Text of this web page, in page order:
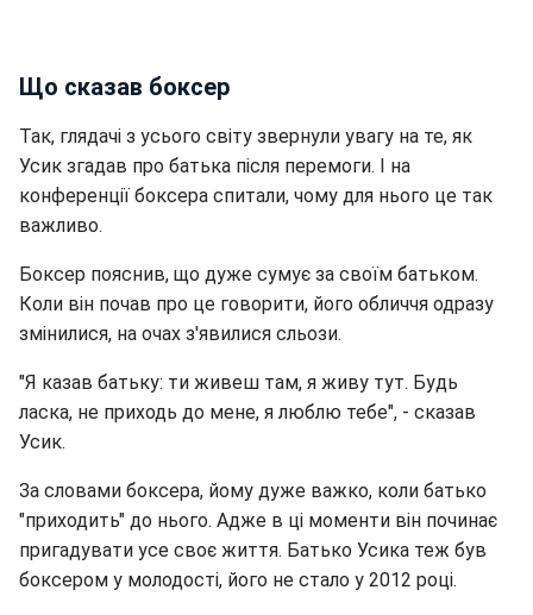
Що сказав боксер
Так, глядачі з усього світу звернули увагу на те, як
Усик згадав про батька після перемоги. І на
конференції боксера спитали, чому для нього це так
важливо.
Боксер пояснив, що дуже сумує за своїм батьком.
Коли він почав про це говорити, його обличчя одразу
змінилися, на очах з'явилися сльози.
"Я казав батьку: ти живеш там, я живу тут. Будь
ласка, не приходь до мене, я люблю тебе", - сказав
Усик.
За словами боксера, йому дуже важко, коли батько
"приходить" до нього. Адже в ці моменти він починає
пригадувати усе своє життя. Батько Усика теж був
боксером у молодості, його не стало у 2012 році.